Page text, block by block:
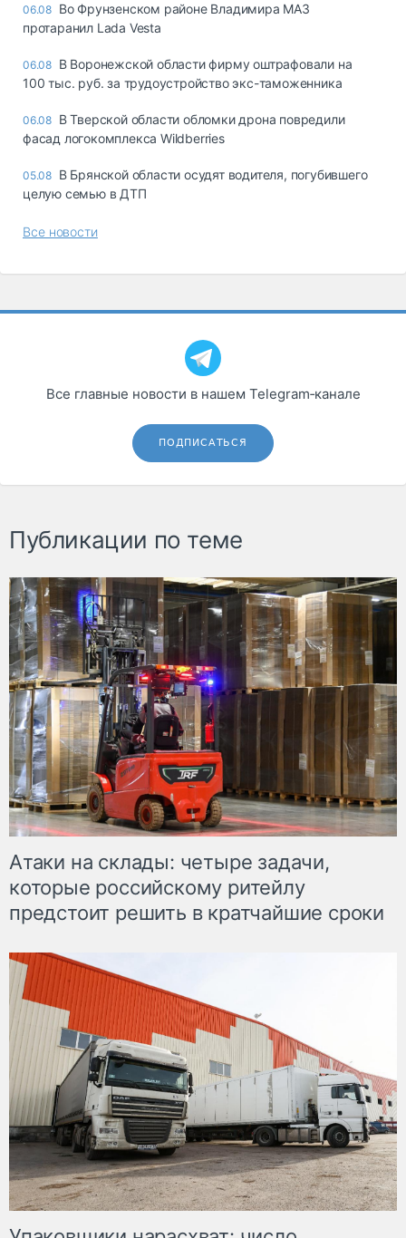
06.08 Во Фрунзенском районе Владимира МАЗ
протаранил Lada Vesta
06.08 В Воронежской области фирму оштрафовали на
100 тыс. руб. за трудоустройство экс-таможенника
06.08 В Тверской области обломки дрона повредили
фасад логокомплекса Wildberries
05.08 В Брянской области осудят водителя, погубившего
целую семью в ДТП
Все новости
Все главные новости в нашем Telegram‑канале
ПОДПИСАТЬСЯ
Публикации по теме
Атаки на склады: четыре задачи,
которые российскому ритейлу
предстоит решить в кратчайшие сроки